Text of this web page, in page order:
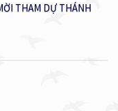
THAM DỰ THÁNH